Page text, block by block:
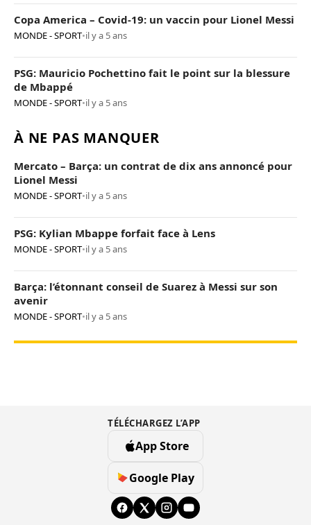
Copa America – Covid-19: un vaccin pour Lionel Messi
MONDE - SPORT•il y a 5 ans
PSG: Mauricio Pochettino fait le point sur la blessure
de Mbappé
MONDE - SPORT•il y a 5 ans
À NE PAS MANQUER
Mercato – Barça: un contrat de dix ans annoncé pour
Lionel Messi
MONDE - SPORT•il y a 5 ans
PSG: Kylian Mbappe forfait face à Lens
MONDE - SPORT•il y a 5 ans
Barça: l’étonnant conseil de Suarez à Messi sur son
avenir
MONDE - SPORT•il y a 5 ans
TÉLÉCHARGEZ L’APP
App Store
Google Play